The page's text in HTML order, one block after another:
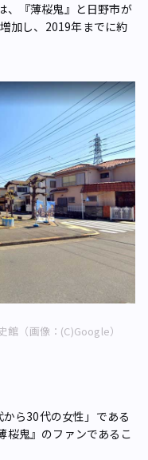
、『薄桜鬼』と日野市が
加し、2019年までに約
（画像：(C)Google）
ら30代の女性」である
桜鬼』のファンであるこ